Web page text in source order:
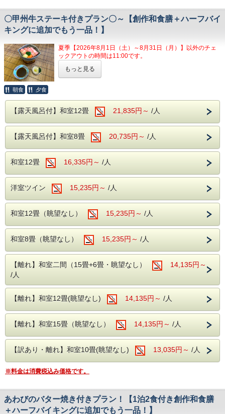
※客室露天風呂は沸かし湯となります。
※フルーツ狩りはプランには付いておりませ
ん。
【見晴らし園】
桃・ブドウをはじめ、多くの種類を取り揃え
ています。
47-2111
※フルーツ狩りはプランには付いていませ
ん。
【お食事】
ご夕食時には創作和食膳＋約20種のハーフバ
イキングメニューをご用意。
創作和食膳は、季節に合った旬の食材を使用
したお料理の数々をお楽しみいただけます。
ハーフバイキングでは、山梨の郷土料理のほ
うとうや、寿司、天ぷら、揚げ物、焼き物、
ご飯、味噌汁、サラダなど様々な種類をご用
ご夕食時はアルコールも含め飲み放題無料!!
生ビール・焼酎・日本酒・ワイン・ソフトド
リンク等のお飲み物をご自由にお飲みいただ
朝食はバイキングスタイルでご提供いたしま
【大浴場】
大浴場の入り口手前には、浮舞台「三条夫
〇甲州牛ステーキ付きプラン〇～【創作和食膳＋ハーフバイ
キングに追加でもう一品！】
夏季【2026年8月1日（土）～8月31日（月）】以外のチェ
ックアウトの時間は11:00です。
●山梨県名産品！
甲州牛ステーキをご提供！●
山梨県で飼育された黒毛和種の中で等級が4等級以上に
格付けされた
この機会に、
味わってみてはいかがでしょうか？
お子様で甲州牛ステーキをご注文になりたい場合は、直接宿
●お食事●
ご夕食時には創作和食膳＋約20種のハーフバイキングメニ
ューをご用意。
創作和食膳は、季節に合った旬の食材を使用したお料理の
数々をお楽しみいただけます。
ご夕食時はアルコールも含め飲み放題無料!!
生ビール・焼酎・日本酒・ワイン・ソフトドリンク等のお飲
み物をご自由にお飲みいただけます。
●温泉のご紹介●
大浴場の入り口手前には、浮舞台「三条夫人」がございま
す。
見る角度により表情を変えるのが魅力となり、風情溢れる当
温泉は、ブドウ園から湧いた石和温泉。
より肌の汚れを落とす美肌の湯となります。本館1階 大浴場
営業時間/15:00～24:00/翌5:00～10:00
●館内施設のご紹介●
当日の13時よりフロントにてご予約を承ります。
※先着順でのご案内とさせていただきます。
【ゲームコーナー】
もっと見る
朝食 夕食
【露天風呂付】和室12畳 21,835円～ /人
【露天風呂付】和室8畳 20,735円～ /人
和室12畳 16,335円～ /人
洋室ツイン 15,235円～ /人
和室12畳（眺望なし） 15,235円～ /人
和室8畳（眺望なし） 15,235円～ /人
【離れ】和室二間（15畳+6畳・眺望なし）
14,135円～
/人
【離れ】和室12畳(眺望なし) 14,135円～ /人
【離れ】和室15畳（眺望なし） 14,135円～ /人
【訳あり・離れ】和室10畳(眺望なし) 13,035円～ /人
※料金は消費税込み価格です。
あわびのバター焼き付きプラン！【1泊2食付き創作和食膳
＋ハーフバイキングに追加でもう一品！】